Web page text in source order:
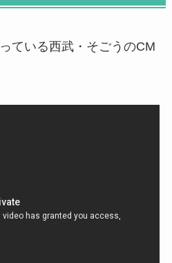
ている西武・そごうのCM